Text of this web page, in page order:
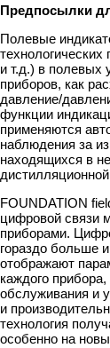
Предпосылки
Полевые
и т.д.) в полевых
приборов, как
давление/
функции
применяются
наблюдения за
находящихся в
FOUNDATION
цифровой связи
приборами.
гораздо больше
отображают
каждого
обслуживания и
и
технология
особенно на